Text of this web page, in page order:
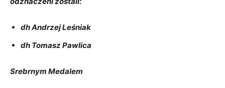
dh Andrzej Leśniak
dh Tomasz Pawlica
Srebrnym Medalem